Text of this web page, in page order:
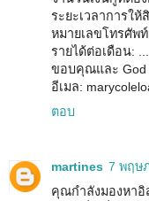
ระยะเวลาการให้
หมายเลขโทรศัพ
รายได้ต่อเดือน:
ขอบคุณและ God
อีเมล:
ตอบ
martines 7 พฤษ
คุณกำลังมองหา